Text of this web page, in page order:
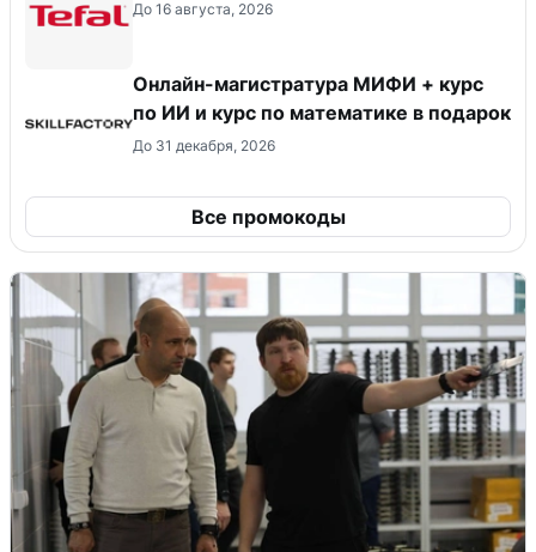
До 16 августа, 2026
Онлайн-магистратура МИФИ + курс
по ИИ и курс по математике в подарок
До 31 декабря, 2026
Все промокоды